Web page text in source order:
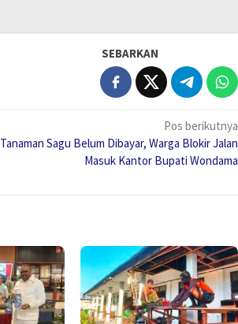
SEBARKAN
Pos berikutnya
Tanaman Sagu Belum Dibayar, Warga Blokir Jalan
Masuk Kantor Bupati Wondama